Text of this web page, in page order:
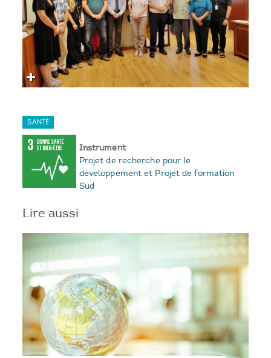
SANTÉ
Instrument
Projet de recherche pour le
développement et Projet de formation
Sud
Lire aussi